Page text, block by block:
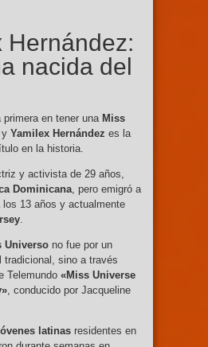
Hernández:
nacida del
en tener una Miss
, y Yamilex Hernández es la
en la historia.
y activista de 29 años,
Dominicana , pero emigró a
los 13 años y actualmente
Universo no fue por un
tradicional, sino a través
Telemundo «Miss Universe
, conducido por Jacqueline
latinas residentes en